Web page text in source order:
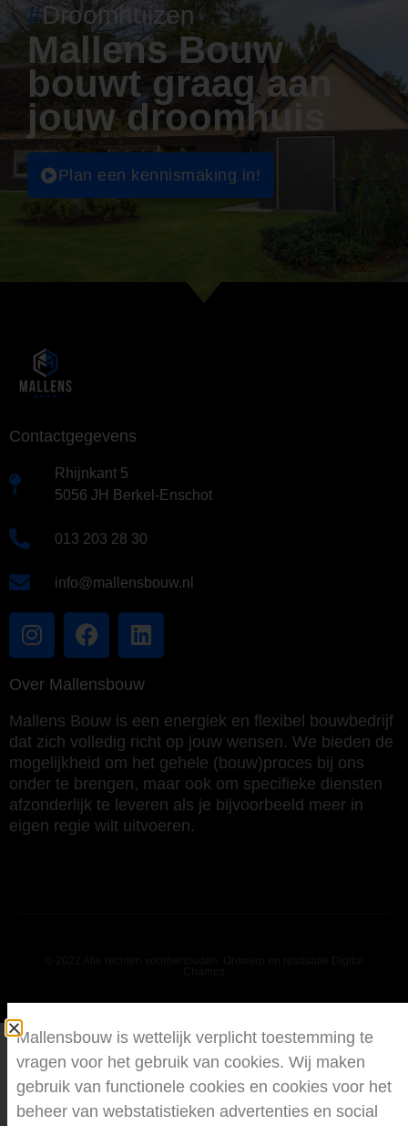
#Droomhuizen
Mallens Bouw
bouwt graag aan
jouw droomhuis
Plan een kennismaking in!
Contactgegevens
Rhijnkant 5
5056 JH Berkel-Enschot
013 203 28 30
info@mallensbouw.nl
Over Mallensbouw
Mallens Bouw is een energiek en flexibel bouwbedrijf
dat zich volledig richt op jouw wensen. We bieden de
mogelijkheid om het gehele (bouw)proces bij ons
onder te brengen, maar ook om specifieke diensten
afzonderlijk te leveren als je bijvoorbeeld meer in
eigen regie wilt uitvoeren.
Mallensbouw is wettelijk verplicht toestemming te
vragen voor het gebruik van cookies. Wij maken
gebruik van functionele cookies en cookies voor het
beheer van webstatistieken advertenties en social